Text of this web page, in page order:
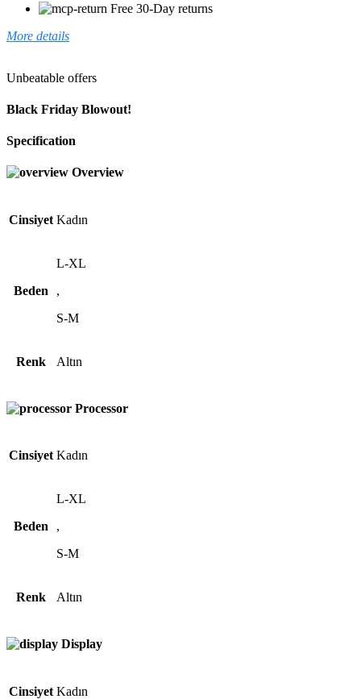
Free 30-Day returns
More details
Unbeatable offers
Black Friday Blowout!
Specification
Overview
Cinsiyet Kadın
Beden
L-XL
,
S-M
Renk Altın
Processor
Cinsiyet Kadın
Beden
L-XL
,
S-M
Renk Altın
Display
Cinsiyet Kadın